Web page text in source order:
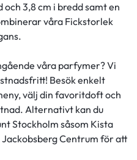
och 3,8 cm i bredd samt en
våra Fickstorlek
våra parfymer? Vi
Besök enkelt
välj din favoritdoft och
Alternativt kan du
Stockholm såsom Kista
Centrum för att